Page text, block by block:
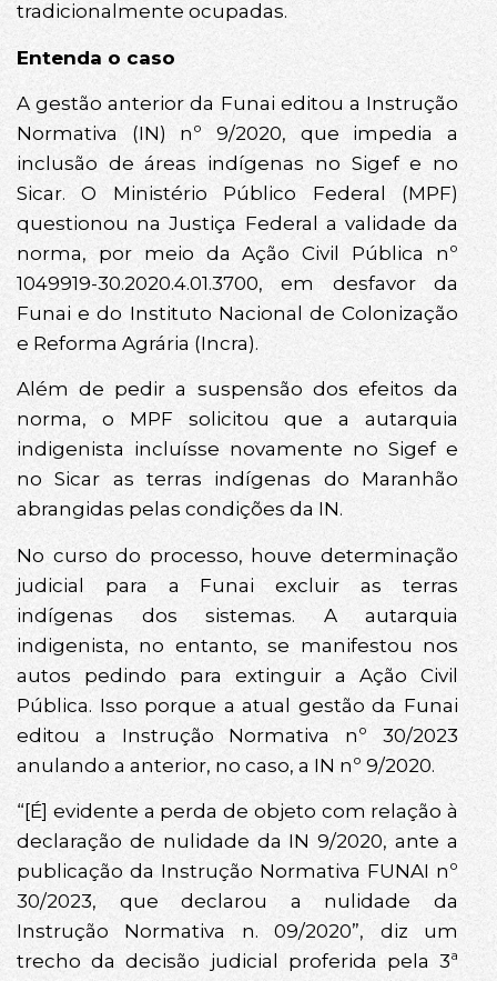
tradicionalmente ocupadas.
Entenda o caso
A gestão anterior da Funai editou a Instrução
Normativa (IN) nº 9/2020, que impedia a
inclusão de áreas indígenas no Sigef e no
Sicar. O Ministério Público Federal (MPF)
questionou na Justiça Federal a validade da
norma, por meio da Ação Civil Pública nº
1049919-30.2020.4.01.3700, em desfavor da
Funai e do Instituto Nacional de Colonização
e Reforma Agrária (Incra).
Além de pedir a suspensão dos efeitos da
norma, o MPF solicitou que a autarquia
indigenista incluísse novamente no Sigef e
no Sicar as terras indígenas do Maranhão
abrangidas pelas condições da IN.
No curso do processo, houve determinação
judicial para a Funai excluir as terras
indígenas dos sistemas. A autarquia
indigenista, no entanto, se manifestou nos
autos pedindo para extinguir a Ação Civil
Pública. Isso porque a atual gestão da Funai
editou a Instrução Normativa nº 30/2023
anulando a anterior, no caso, a IN nº 9/2020.
“[É] evidente a perda de objeto com relação à
declaração de nulidade da IN 9/2020, ante a
publicação da Instrução Normativa FUNAI nº
30/2023, que declarou a nulidade da
Instrução Normativa n. 09/2020”, diz um
trecho da decisão judicial proferida pela 3ª